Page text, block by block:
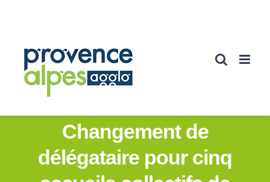
Changement de
délégataire pour cinq